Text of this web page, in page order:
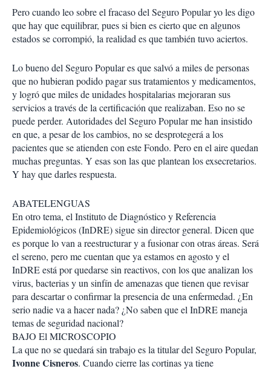
Pero cuando leo sobre el fracaso del Seguro Popular yo les digo
que hay que equilibrar, pues si bien es cierto que en algunos
estados se corrompió, la realidad es que también tuvo aciertos.
Lo bueno del Seguro Popular es que salvó a miles de personas
que no hubieran podido pagar sus tratamientos y medicamentos,
y logró que miles de unidades hospitalarias mejoraran sus
servicios a través de la certificación que realizaban. Eso no se
puede perder. Autoridades del Seguro Popular me han insistido
en que, a pesar de los cambios, no se desprotegerá a los
pacientes que se atienden con este Fondo. Pero en el aire quedan
muchas preguntas. Y esas son las que plantean los exsecretarios.
Y hay que darles respuesta.
ABATELENGUAS
En otro tema, el Instituto de Diagnóstico y Referencia
Epidemiológicos (InDRE) sigue sin director general. Dicen que
es porque lo van a reestructurar y a fusionar con otras áreas. Será
el sereno, pero me cuentan que ya estamos en agosto y el
InDRE está por quedarse sin reactivos, con los que analizan los
virus, bacterias y un sinfín de amenazas que tienen que revisar
para descartar o confirmar la presencia de una enfermedad. ¿En
serio nadie va a hacer nada? ¿No saben que el InDRE maneja
temas de seguridad nacional?
BAJO El MICROSCOPIO
La que no se quedará sin trabajo es la titular del Seguro Popular,
Ivonne Cisneros. Cuando cierre las cortinas ya tiene